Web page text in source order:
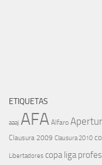
ETIQUETAS
aaaj AFA Alfaro
Clausura 2009 Clausura 2010
Libertadores copa liga